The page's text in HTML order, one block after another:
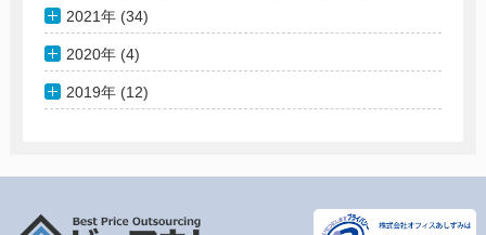
2021年 (34)
2020年 (4)
2019年 (12)